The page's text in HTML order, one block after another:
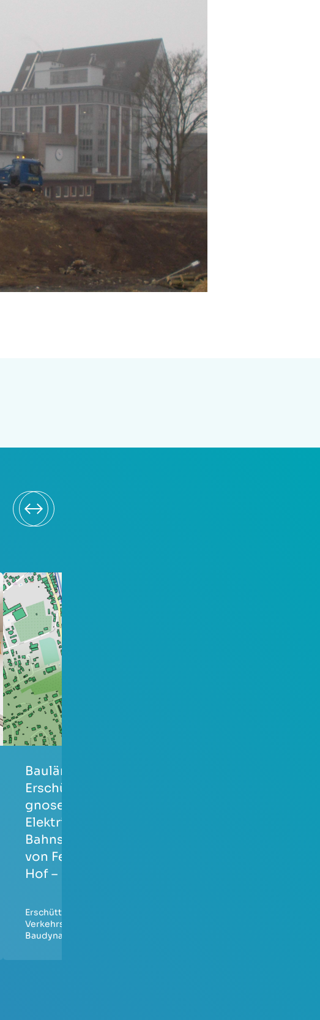
Baulärm- und
Erschütterungspro
gnose zur
Elektrifizierung der
Bahnstrecke 6362
von Feilitzsch nach
Hof – BA 21.1
Erschütterungsschutz
Verkehrslärm
Baudynamik